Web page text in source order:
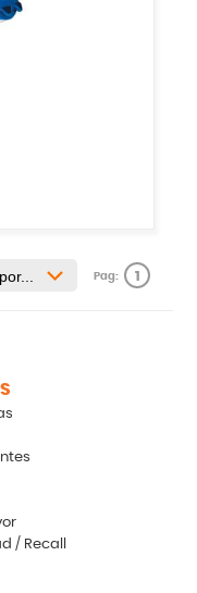
Pag: 1
/ Recall